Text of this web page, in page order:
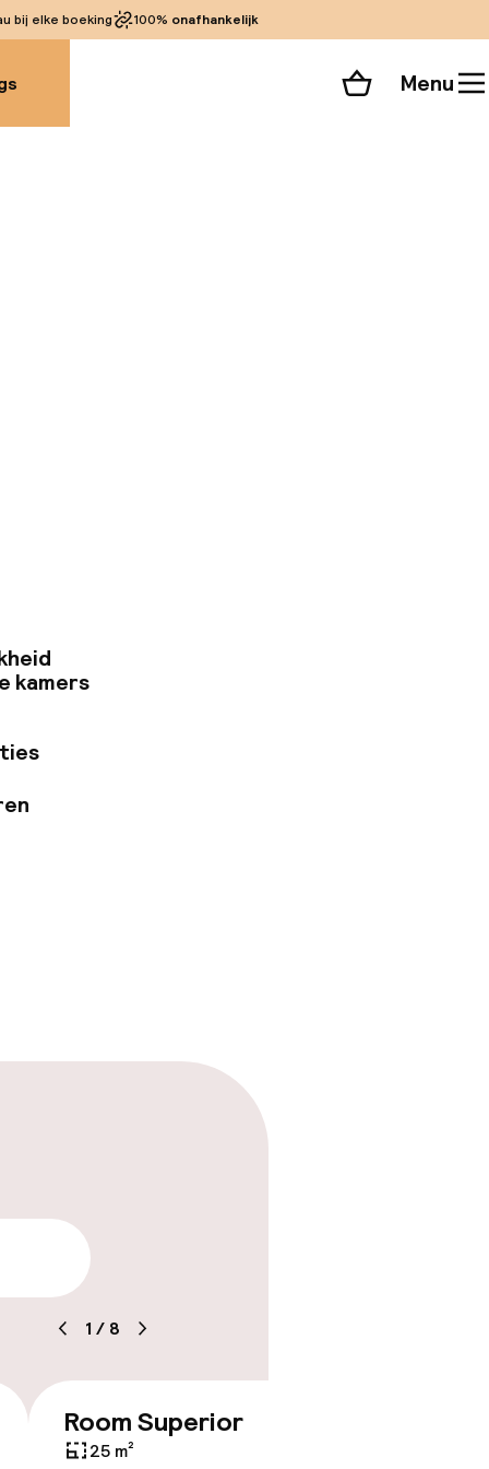
bij elke boeking 100% onafhankelijk
Winkelmand
Menu
kamers
1 / 8
Room Superior
25 m²